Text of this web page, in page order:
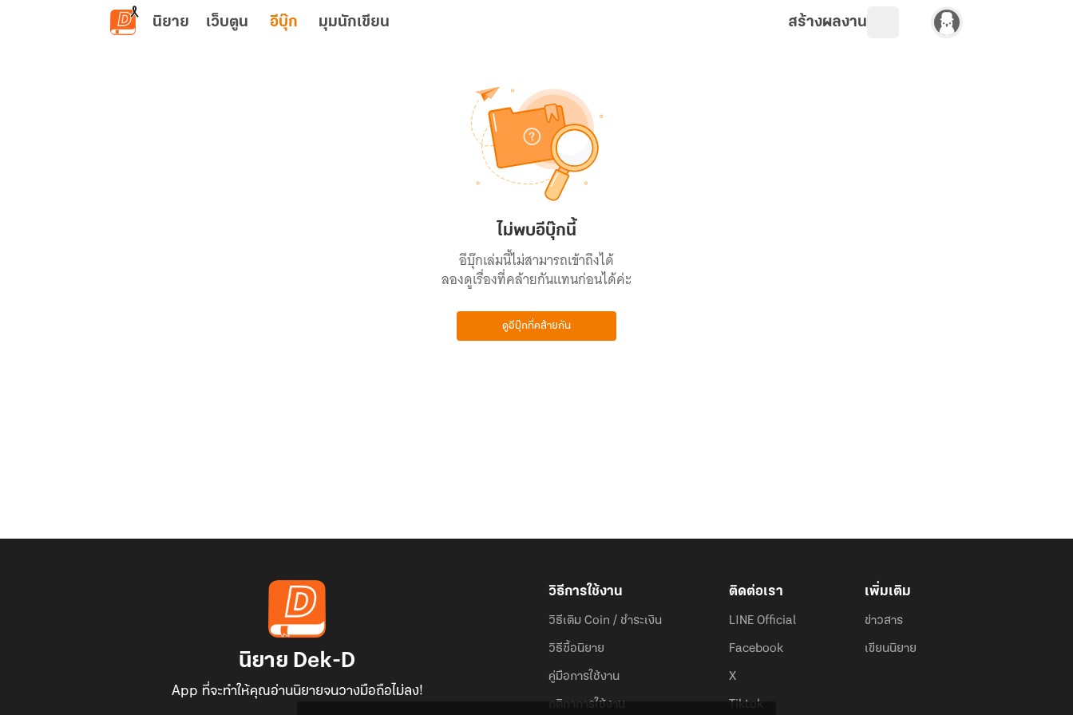
ข้ามไปยังเนื้อหาหลัก
นิยาย เว็บตูน อีบุ๊ก มุมนักเขียน สร้างผลงาน
ไม่พบอีบุ๊กนี้
อีบุ๊กเล่มนี้ไม่สามารถเข้าถึงได้
ลองดูเรื่องที่คล้ายกันแทนก่อนได้ค่ะ
ดูอีบุ๊กที่คล้ายกัน
นิยาย Dek-D
App ที่จะทำให้คุณอ่านนิยายจนวางมือถือไม่ลง!
วิธีการใช้งาน
วิธีเติม Coin / ชำระเงิน
วิธีซื้อนิยาย
คู่มือการใช้งาน
กติกาการใช้งาน
ติดต่อเรา
LINE Official
Facebook
X
Tiktok
เพิ่มเติม
ข่าวสาร
เขียนนิยาย